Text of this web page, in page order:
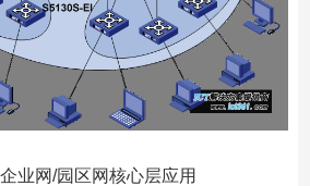
业网/园区网核心层应用